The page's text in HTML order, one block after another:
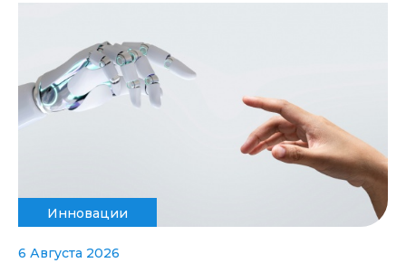
Инновации
6 Августа 2026